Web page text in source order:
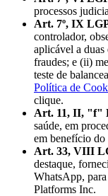
processos
Art. 7º, IX
controlador,
aplicável a duas
fraudes; e (ii)
teste de
Política de
clique.
Art. 11, II, "f"
saúde, em
em benefício do
Art. 33, VIII
destaque,
WhatsApp,
Platforms Inc.